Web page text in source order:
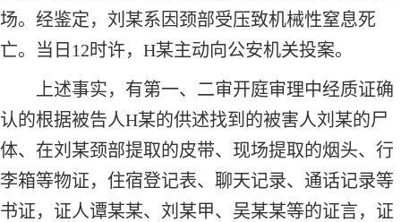
场。经鉴定，刘某系因颈部受压致机械性窒息死
亡。当日12时许，H某主动向公安机关投案。
上述事实，有第一、二审开庭审理中经质证确
认的根据被告人H某的供述找到的被害人刘某的尸
体、在刘某颈部提取的皮带、现场提取的烟头、行
李箱等物证，住宿登记表、聊天记录、通话记录等
书证，证人谭某某、刘某甲、吴某某等的证言，证